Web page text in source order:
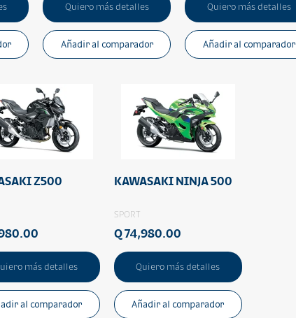
Quiero más detalles
Añadir al comparador
Quiero más detalles
Añadir al comparador
Z500
más detalles
al comparador
KAWASAKI NINJA 500
SPORT
Q 74,980.00
Quiero más detalles
Añadir al comparador